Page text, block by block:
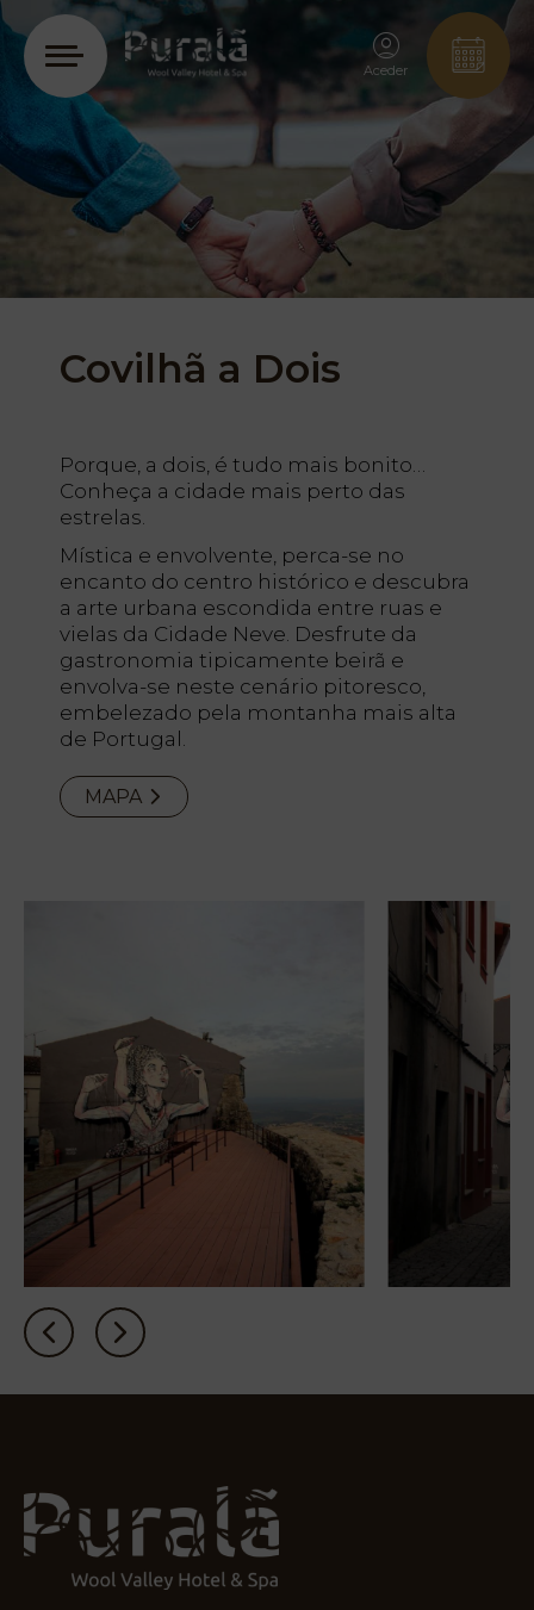
PT
EN
FR
ES
Início
Natura
Clube
Experiências
Aceder
Covilhã a Dois
Porque, a dois, é tudo mais bonito…
Conheça a cidade mais perto das
estrelas.
Mística e envolvente, perca-se no
encanto do centro histórico e descubra
a arte urbana escondida entre ruas e
vielas da Cidade Neve. Desfrute da
gastronomia tipicamente beirã e
envolva-se neste cenário pitoresco,
embelezado pela montanha mais alta
de Portugal.
MAPA